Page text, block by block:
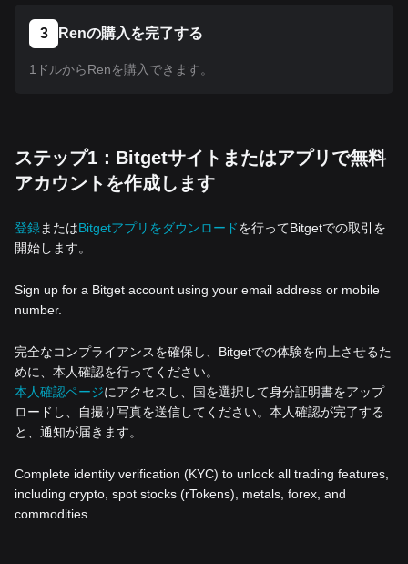
3 Renの購入を完了する
1ドルからRenを購入できます。
ステップ1：Bitgetサイトまたはアプリで無料
アカウントを作成します
登録またはBitgetアプリをダウンロードを行ってBitgetでの取引を
開始します。
Sign up for a Bitget account using your email address or mobile
number.
完全なコンプライアンスを確保し、Bitgetでの体験を向上させるた
めに、本人確認を行ってください。
本人確認ページにアクセスし、国を選択して身分証明書をアップ
ロードし、自撮り写真を送信してください。本人確認が完了する
と、通知が届きます。
Complete identity verification (KYC) to unlock all trading features,
including crypto, spot stocks (rTokens), metals, forex, and
commodities.